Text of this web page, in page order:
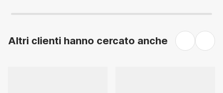
Altri clienti hanno cercato anche